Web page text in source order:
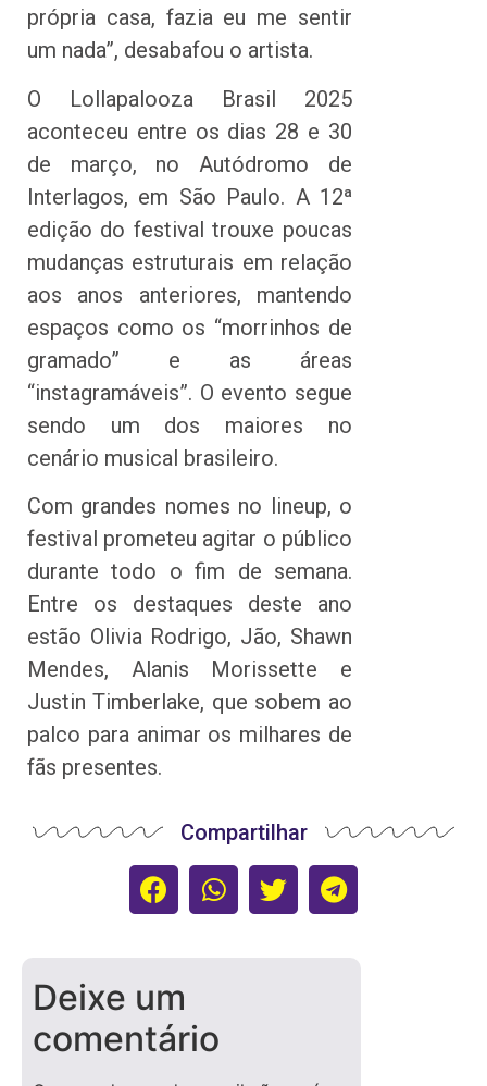
própria casa, fazia eu me sentir
um nada”, desabafou o artista.
O Lollapalooza Brasil 2025
aconteceu entre os dias 28 e 30
de março, no Autódromo de
Interlagos, em São Paulo. A 12ª
edição do festival trouxe poucas
mudanças estruturais em relação
aos anos anteriores, mantendo
espaços como os “morrinhos de
gramado” e as áreas
“instagramáveis”. O evento segue
sendo um dos maiores no
cenário musical brasileiro.
Com grandes nomes no lineup, o
festival prometeu agitar o público
durante todo o fim de semana.
Entre os destaques deste ano
estão Olivia Rodrigo, Jão, Shawn
Mendes, Alanis Morissette e
Justin Timberlake, que sobem ao
palco para animar os milhares de
fãs presentes.
Compartilhar
Deixe um
comentário